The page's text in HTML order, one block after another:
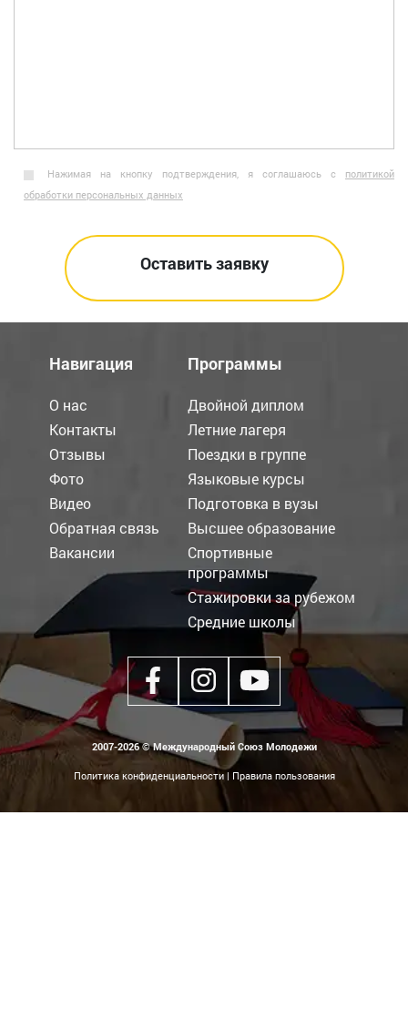
Нажимая на кнопку подтверждения, я соглашаюсь с политикой
обработки персональных данных
Навигация
О нас
Контакты
Отзывы
Фото
Видео
Обратная связь
Вакансии
Программы
Двойной диплом
Летние лагеря
Поездки в группе
Языковые курсы
Подготовка в вузы
Высшее образование
Спортивные
программы
Стажировки за рубежом
Средние школы
2007-2026 © Международный Союз Молодежи
Политика конфиденциальности| Правила пользования